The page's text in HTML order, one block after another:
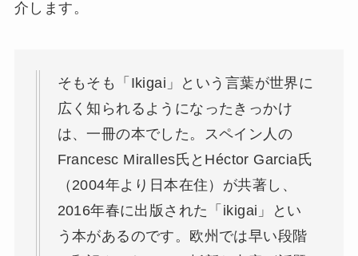
介します。
そもそも「Ikigai」という言葉が世界に
広く知られるようになったきっかけ
は、一冊の本でした。スペイン人の
Francesc Miralles氏とHéctor Garcia氏
（2004年より日本在住）が共著し、
2016年春に出版された「ikigai」とい
う本があるのです。欧州では早い段階